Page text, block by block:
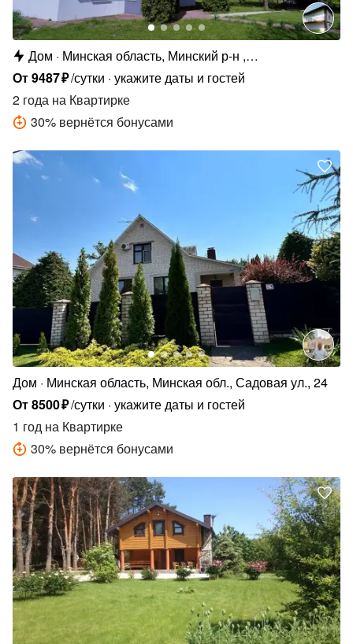
Дом
Минская область, Минский р-н ,
Луговослободской сельсовет, СТ Спутник, 158
От9487₽/сутки укажите даты и гостей
2 года на Квартирке
30% вернётся бонусами
Дом
Минская область, Минская обл., Садовая ул., 24
От8500₽/сутки укажите даты и гостей
1 год на Квартирке
30% вернётся бонусами